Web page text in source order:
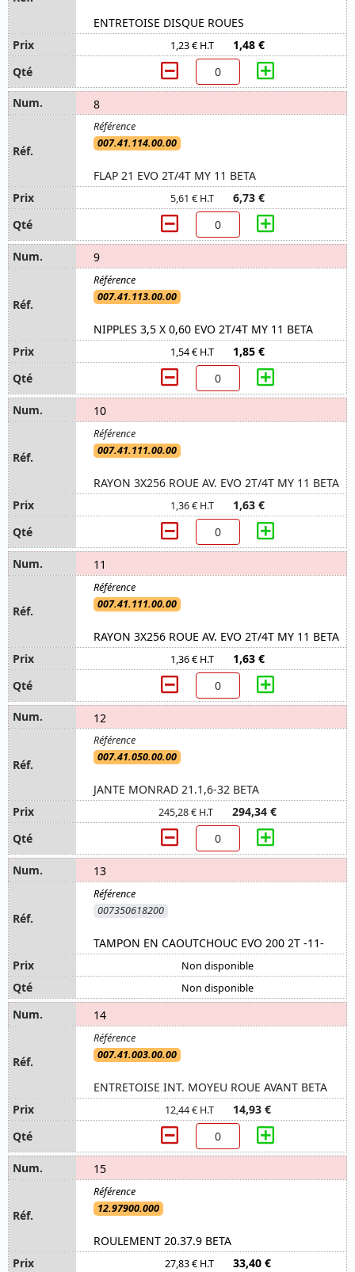
ENTRETOISE DISQUE ROUES
1,23 € H.T 1,48 €
8
007.41.114.00.00
FLAP 21 EVO 2T/4T MY 11 BETA
5,61 € H.T 6,73 €
9
007.41.113.00.00
NIPPLES 3,5 X 0,60 EVO 2T/4T MY 11 BETA
1,54 € H.T 1,85 €
10
007.41.111.00.00
RAYON 3X256 ROUE AV. EVO 2T/4T MY 11 BETA
1,36 € H.T 1,63 €
11
007.41.111.00.00
RAYON 3X256 ROUE AV. EVO 2T/4T MY 11 BETA
1,36 € H.T 1,63 €
12
007.41.050.00.00
JANTE MONRAD 21.1,6-32 BETA
245,28 € H.T 294,34 €
13
007350618200
TAMPON EN CAOUTCHOUC EVO 200 2T -11-
Non disponible
Non disponible
14
007.41.003.00.00
ENTRETOISE INT. MOYEU ROUE AVANT BETA
12,44 € H.T 14,93 €
15
12.97900.000
ROULEMENT 20.37.9 BETA
27,83 € H.T 33,40 €